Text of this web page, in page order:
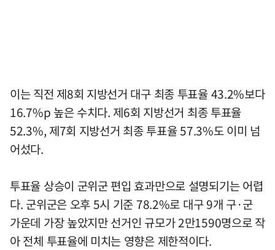
이는 직전 제8회 지방선거 대구 최종 투표율 43.2%보다
16.7%p 높은 수치다. 제6회 지방선거 최종 투표율
52.3%, 제7회 지방선거 최종 투표율 57.3%도 이미 넘
어섰다.
투표율 상승이 군위군 편입 효과만으로 설명되기는 어렵
다. 군위군은 오후 5시 기준 78.2%로 대구 9개 구·군
가운데 가장 높았지만 선거인 규모가 2만1590명으로 작
아 전체 투표율에 미치는 영향은 제한적이다.